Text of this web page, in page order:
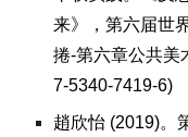
来》，第六届世
捲-第六章公共美
7-5340-7419-6)
趙欣怡 (2019)。